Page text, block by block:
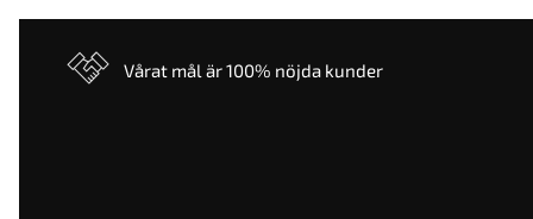
Vårat mål är 100% nöjda kunder